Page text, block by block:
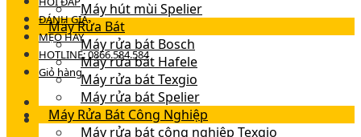
ĐÁNH GIÁ
MẸO HAY
HOTLINE: 0866.584.584
Giỏ hàng
Máy hút mùi Spelier
Máy Rửa Bát
Máy rửa bát Bosch
Máy rửa bát Hafele
Máy rửa bát Texgio
Máy rửa bát Spelier
Máy Rửa Bát Công Nghiệp
Máy rửa bát công nghiệp Texgio